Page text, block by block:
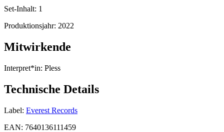
Set-Inhalt: 1
Produktionsjahr: 2022
Mitwirkende
Interpret*in: Pless
Technische Details
Label: Everest Records
EAN: 7640136111459